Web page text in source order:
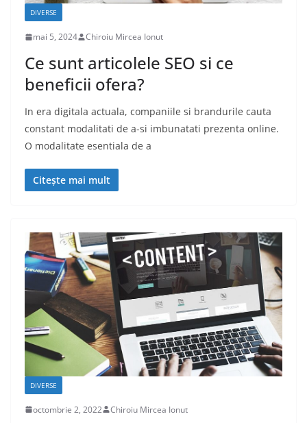
DIVERSE
mai 5, 2024 Chiroiu Mircea Ionut
Ce sunt articolele SEO si ce
beneficii ofera?
In era digitala actuala, companiile si brandurile cauta
constant modalitati de a-si imbunatati prezenta online.
O modalitate esentiala de a
Citește mai mult
DIVERSE
octombrie 2, 2022 Chiroiu Mircea Ionut